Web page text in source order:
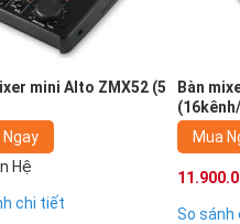
mini Alto ZMX52 (5
Ngay
Hệ
chi tiết
Bàn
Mua
So sánh